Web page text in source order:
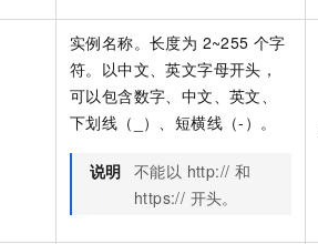
实例名称。长度为 2~255 个字
符。以中文、英文字母开头，
可以包含数字、中文、英文、
下划线（_）、短横线（-）。
说明 不能以 http:// 和
https:// 开头。